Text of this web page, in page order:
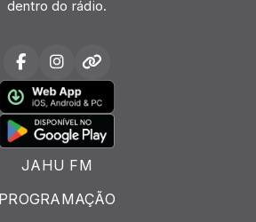
dentro do rádio.
JAHU FM
PROGRAMAÇÃO